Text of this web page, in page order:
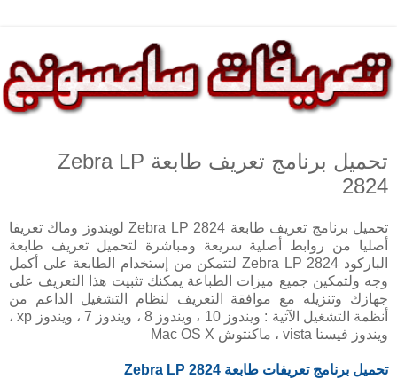
تحميل برنامج تعريف طابعة Zebra LP
2824
تحميل برنامج تعريف طابعة Zebra LP 2824 لويندوز وماك تعريفا
أصليا من روابط أصلية سريعة ومباشرة لتحميل تعريف طابعة
الباركود Zebra LP 2824 لتتمكن من إستخدام الطابعة على أكمل
وجه ولتمكين جميع ميزات الطباعة يمكنك تثبيت هذا التعريف على
جهازك وتنزيله مع موافقة التعريف لنظام التشغيل الداعم من
أنظمة التشغيل الآتية : ويندوز 10 ، ويندوز 8 ، ويندوز 7 ، ويندوز xp ،
ويندوز فيستا vista ، ماكنتوش Mac OS X
تحميل برنامج تعريفات طابعة Zebra LP 2824